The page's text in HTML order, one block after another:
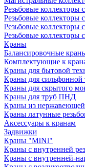
Резьбовые коллекторы
Резьбовые коллекторы
Резьбовые коллекторы
Резьбовые коллекторы
Краны
Балансировочные
Комплектующие к
Краны для бытовой
Краны для сильфонной
Краны для скрытого
Краны для труб ПНД
Краны из нержавеющей
Краны латунные
Аксессуары к кранам
Задвижки
Краны "MINI"
Краны с внутренней
Краны с внутренней-